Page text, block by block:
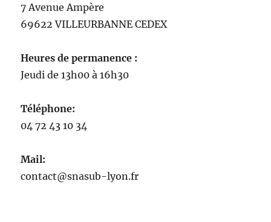
7 Avenue Ampère
69622 VILLEURBANNE CEDEX
Heures de permanence :
Jeudi de 13h00 à 16h30
Téléphone:
04 72 43 10 34
Mail:
contact@snasub-lyon.fr